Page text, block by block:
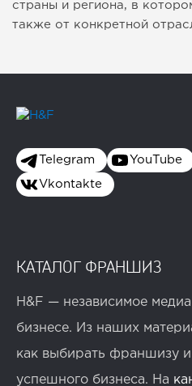
страны и региона, в
также от конкретной
Telegram YouTube
Vkontakte
КАТАЛОГ ФРАНШИЗ
H&F — независимое
бизнесе. Из наших
как выбирать франшизу
успешного бизнеса. На